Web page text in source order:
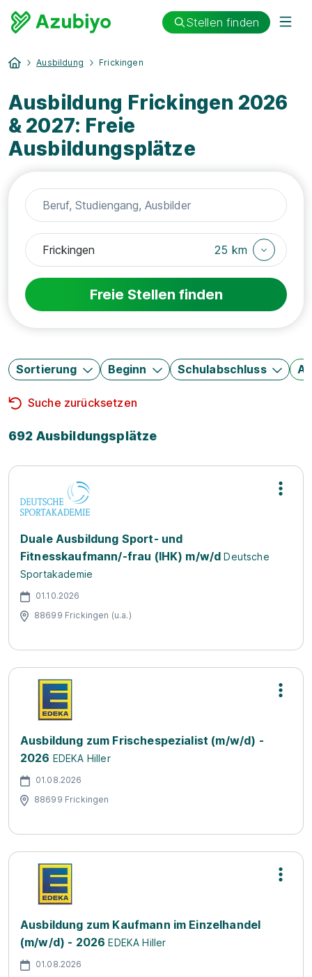
Stellen finden
Ausbildung Frickingen
Ausbildung Frickingen 2026
& 2027: Freie
Ausbildungsplätze
25 km
Freie Stellen finden
Sortierung Beginn Schulabschluss
Suche zurücksetzen
692 Ausbildungsplätze
Duale Ausbildung Sport- und
Fitnesskaufmann/-frau (IHK) m/w/d Deutsche
Sportakademie
01.10.2026
88699 Frickingen (u.a.)
Ausbildung zum Frischespezialist (m/w/d) -
2026 EDEKA Hiller
01.08.2026
88699 Frickingen
Ausbildung zum Kaufmann im Einzelhandel
(m/w/d) - 2026 EDEKA Hiller
01.08.2026